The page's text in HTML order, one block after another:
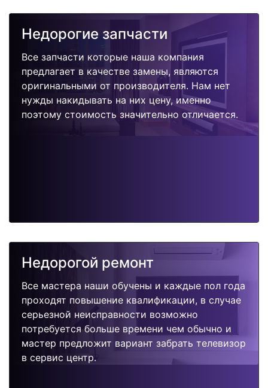
Недорогие запчасти
Все запчасти которые наша компания
предлагает в качестве замены, являются
оригинальными от производителя. Нам нет
нужды накидывать на них цену, именно
поэтому стоимость значительно отличается.
Недорогой ремонт
Все мастера наши обучены и каждые пол года
проходят повышение квалификации, в случае
серьезной неисправности возможно
потребуется больше времени чем обычно и
мастер предложит вариант забрать телевизор
в сервис центр.